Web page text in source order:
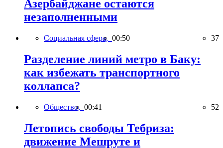
Азербайджане остаются
незаполненными
Социальная сфера, 00:50 37
Разделение линий метро в Баку:
как избежать транспортного
коллапса?
Общество, 00:41 52
Летопись свободы Тебриза:
движение Мешруте и